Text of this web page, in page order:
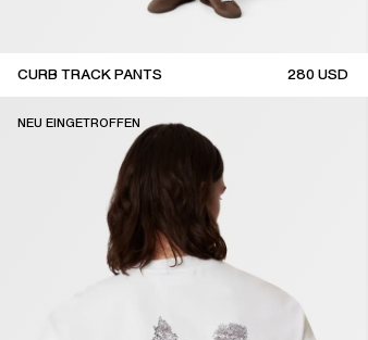
CURB TRACK PANTS 280USD
NEU EINGETROFFEN